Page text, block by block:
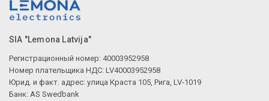
SIA "Lemona Latvija"
Регистрационный номер: 40003952958
Номер плательщика НДС: LV40003952958
Юрид. и факт. адрес: улица Краста 105, Рига, LV-1019
Банк: AS Swedbank